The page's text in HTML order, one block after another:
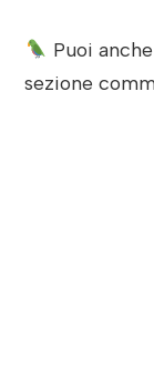
Puoi
sezione